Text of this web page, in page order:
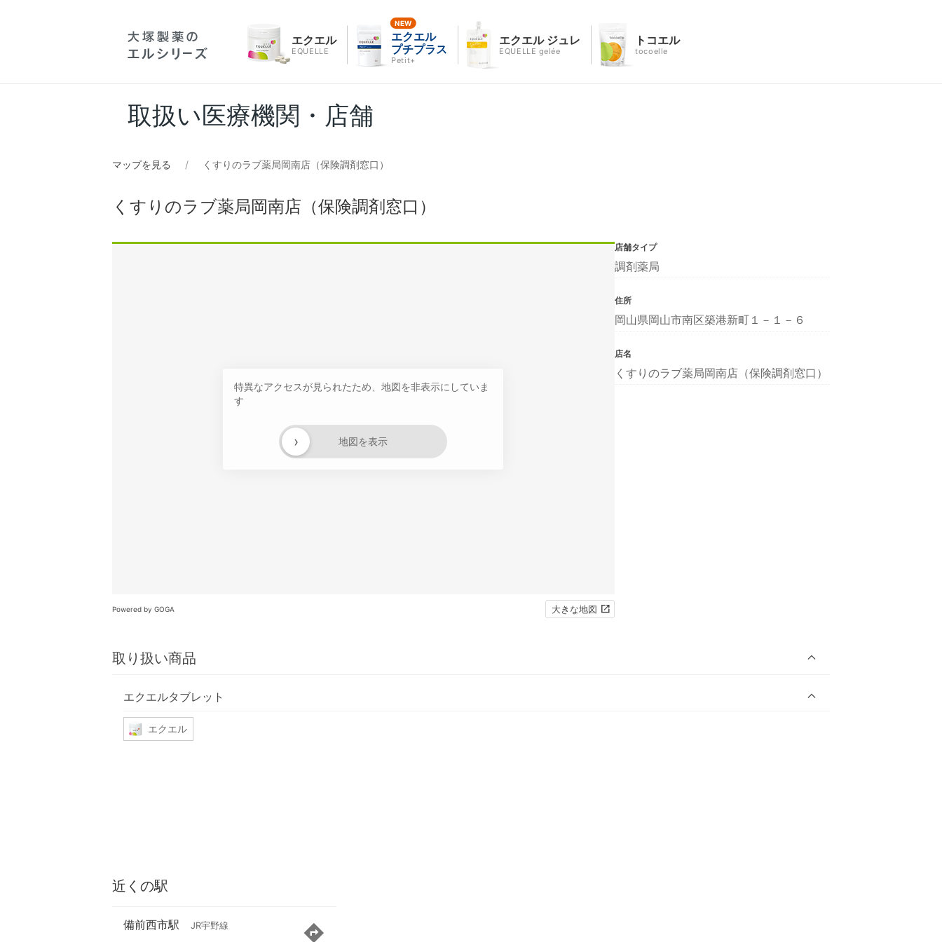
エクエル
EQUELLE
エクエル
プチプラス
Petit+
エクエル ジュレ
EQUELLE gelée
トコエル
tocoelle
取扱い医療機関・店舗
マップを見る くすりのラブ薬局岡南店（保険調剤窓口）
くすりのラブ薬局岡南店（保険調剤窓口）
特異なアクセスが見られたため、地図を非表示にしていま
す
地図を表示
›
Powered by GOGA 大きな地図
取り扱い商品
エクエルタブレット
エクエル
店舗タイプ
調剤薬局
住所
岡山県岡山市南区築港新町１－１－６
店名
くすりのラブ薬局岡南店（保険調剤窓口）
近くの駅
備前西市駅 JR宇野線